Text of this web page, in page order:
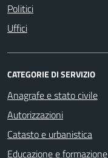
Politici
Uffici
CATEGORIE DI SERVIZIO
Anagrafe e stato civile
Autorizzazioni
Catasto e urbanistica
Educazione e formazione